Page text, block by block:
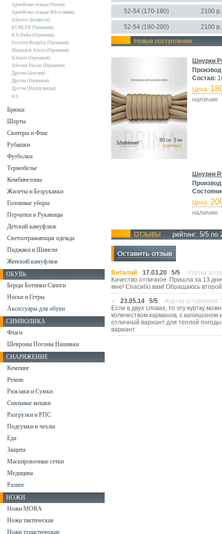
52-54 (170-180) 2100 р.
52-54 (190-200) 2100 р.
Новые поступления:
Шнурки
Состав:
Цена:
наличие:
Шнурки
Цена:
наличие:
ОТЗЫВЫ рейтинг: 5/5 по
Виталий 17.03.20 5/5
Куртка
Качество отличное. Пришла за 13
мне! Спасибо вам! Обращаюсь
–
23.05.14 5/5
Куртка штурмовая
Если в двух словах, то эту куртку
количеством карманов, с капюшоном
отличный вариант для теплой
вариант.
Армейские склады (Чехия)
Армейские склады (Югославия)
Schuster (Беларусь)
KUBLER (Германия)
B.W.Parka (Германия)
Feuchter Ringelai (Германия)
Marquardt Schulz (Германия)
Scharrer (Германия)
Schwarz Passau (Германия)
Другие (Англия)
Другие (Германия)
Другие (Нидерланды)
н/д
Брюки
Шорты
Свитеры и Флис
Рубашки
Футболки
Термобелье
Комбинезоны
Жилеты и Безрукавки
Головные уборы
Перчатки и Рукавицы
Детский камуфляж
Светоотражающая одежда
Пиджаки и Шинели
Женский камуфляж
ОБУВЬ
Берцы Ботинки Сапоги
Носки и Гетры
Аксессуары для обуви
СИМВОЛИКА
Флаги
Шевроны Погоны Нашивки
СНАРЯЖЕНИЕ
Кемпинг
Ремни
Рюкзаки и Сумки
Спальные мешки
Разгрузки и РПС
Подсумки и чехлы
Еда
Защита
Маскировочные сетки
Медицина
Разное
НОЖИ
Ножи MORA
Ножи тактические
Ножи туристические